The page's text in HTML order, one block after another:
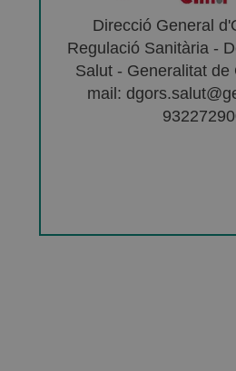
Direcció General
Regulació Sanitària -
Salut - Generalitat de
mail: